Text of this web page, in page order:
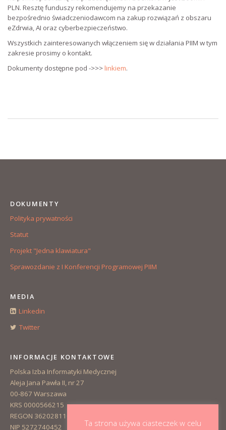
PLN. Resztę funduszy rekomendujemy na przekazanie
bezpośrednio świadczeniodawcom na zakup rozwiązań z obszaru
eZdrwia, AI oraz cyberbezpieczeństwo.
Wszystkich zainteresowanych włączeniem się w działania PIIM w tym
zakresie prosimy o kontakt.
Dokumenty dostępne pod ->>>linkiem.
DOKUMENTY
Polityka prywatności
Statut
Projekt "Jedna klawiatura"
Sprawozdanie z I Konferencji Programowej PIIM
MEDIA
Linkedin
Twitter
INFORMACJE KONTAKTOWE
Polska Izba Informatyki Medycznej
Aleja Jana Pawła II, nr 27
00-867 Warszawa
KRS 0000566215
REGON 362028110
NIP 5272740452
Ta strona używa ciasteczek w celu